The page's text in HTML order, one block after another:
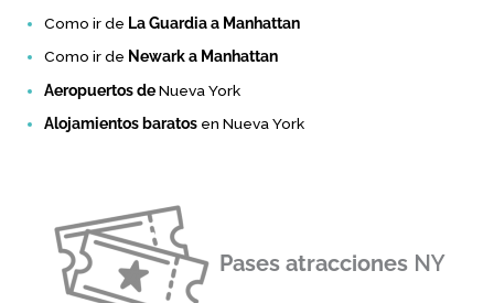
Como ir de La Guardia a Manhattan
Como ir de Newark a Manhattan
Aeropuertos deNueva York
Alojamientos baratos en Nueva York
Pases atracciones NY